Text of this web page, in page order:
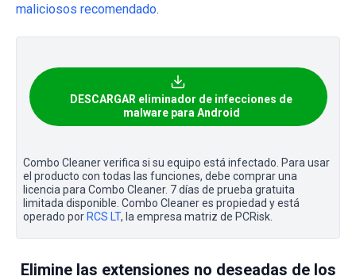
maliciosos recomendado.
DESCARGAR eliminador de infecciones de
malware para Android
Combo Cleaner verifica si su equipo está infectado. Para usar
el producto con todas las funciones, debe comprar una
licencia para Combo Cleaner. 7 días de prueba gratuita
limitada disponible. Combo Cleaner es propiedad y está
operado por RCS LT, la empresa matriz de PCRisk.
Elimine las extensiones no deseadas de los